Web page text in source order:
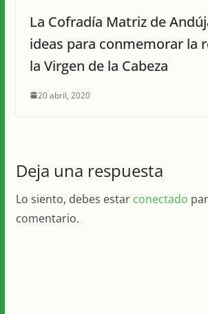
La Cofradía Matriz de
ideas para conmemorar la
la Virgen de la Cabeza
20 abril, 2020
Deja una respuesta
Lo siento, debes estar conectado
comentario.